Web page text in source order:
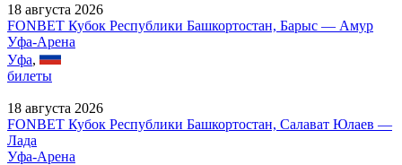
18 августа 2026
FONBET Кубок Республики Башкортостан, Барыс — Амур
Уфа-Арена
Уфа,
билеты
18 августа 2026
FONBET Кубок Республики Башкортостан, Салават Юлаев —
Лада
Уфа-Арена